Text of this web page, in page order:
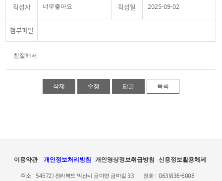
작성자 너무좋아요 작성일 2025-09-02
첨부파일
친절해서
삭제 수정 답글 목록
이용약관 개인정보처리방침 개인영상정보취급방침 신용정보활용체제
주소 : 54572) 전라북도 익산시 금마면 금마길 33 전화 : 063)836-6008